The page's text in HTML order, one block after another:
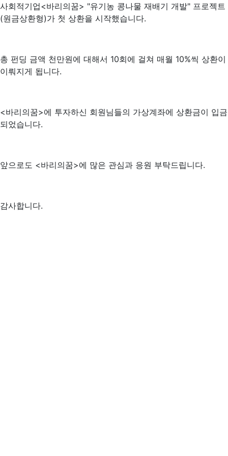
사회적기업<바리의꿈> "유기농 콩나물 재배기 개발" 프로젝트
(원금상환형)가 첫 상환을 시작했습니다.
총 펀딩 금액 천만원에 대해서 10회에 걸쳐 매월 10%씩 상환이
이뤄지게 됩니다.
<바리의꿈>에 투자하신 회원님들의 가상계좌에 상환금이 입금
되었습니다.
앞으로도 <바리의꿈>에 많은 관심과 응원 부탁드립니다.
감사합니다.